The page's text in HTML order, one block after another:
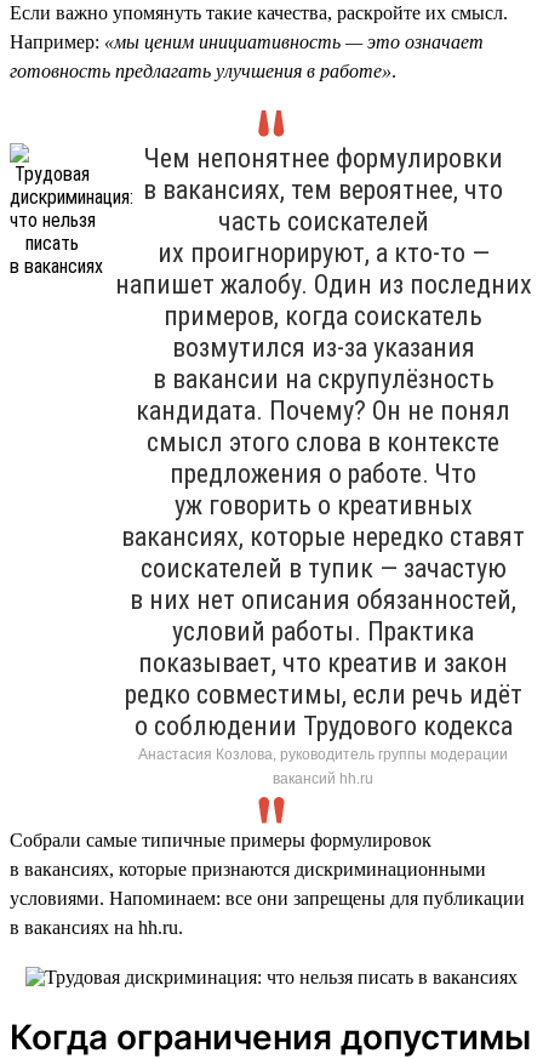
Если важно упомянуть такие качества, раскройте их смысл.
Например: «мы ценим инициативность — это означает
готовность предлагать улучшения в работе».
Чем непонятнее формулировки
в вакансиях, тем вероятнее, что
часть соискателей
их проигнорируют, а кто-то —
напишет жалобу. Один из последних
примеров, когда соискатель
возмутился из-за указания
в вакансии на скрупулёзность
кандидата. Почему? Он не понял
смысл этого слова в контексте
предложения о работе. Что
уж говорить о креативных
вакансиях, которые нередко ставят
соискателей в тупик — зачастую
в них нет описания обязанностей,
условий работы. Практика
показывает, что креатив и закон
редко совместимы, если речь идёт
о соблюдении Трудового кодекса
Анастасия Козлова, руководитель группы модерации
вакансий hh.ru
Собрали самые типичные примеры формулировок
в вакансиях, которые признаются дискриминационными
условиями. Напоминаем: все они запрещены для публикации
в вакансиях на hh.ru.
Когда ограничения допустимы